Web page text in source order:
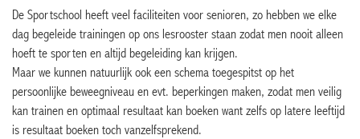
De Sportschool heeft veel faciliteiten voor senioren, zo hebben we elke
dag begeleide trainingen op ons lesrooster staan zodat men nooit alleen
hoeft te sporten en altijd begeleiding kan krijgen.
Maar we kunnen natuurlijk ook een schema toegespitst op het
persoonlijke beweegniveau en evt. beperkingen maken, zodat men veilig
kan trainen en optimaal resultaat kan boeken want zelfs op latere leeftijd
is resultaat boeken toch vanzelfsprekend.